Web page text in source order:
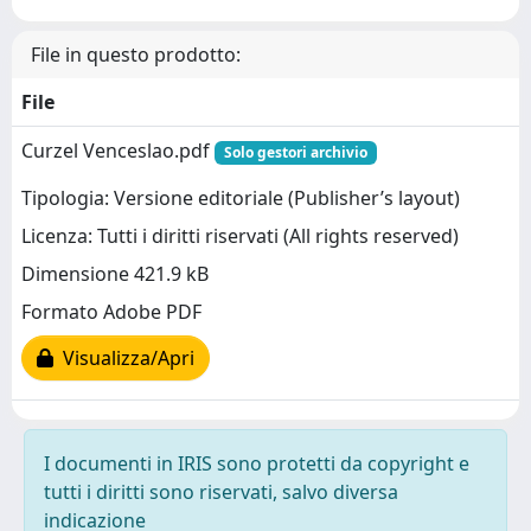
File in questo prodotto:
File
Curzel Venceslao.pdf
Solo gestori archivio
Tipologia: Versione editoriale (Publisher’s layout)
Licenza: Tutti i diritti riservati (All rights reserved)
Dimensione 421.9 kB
Formato Adobe PDF
Visualizza/Apri
I documenti in IRIS sono protetti da copyright e
tutti i diritti sono riservati, salvo diversa
indicazione